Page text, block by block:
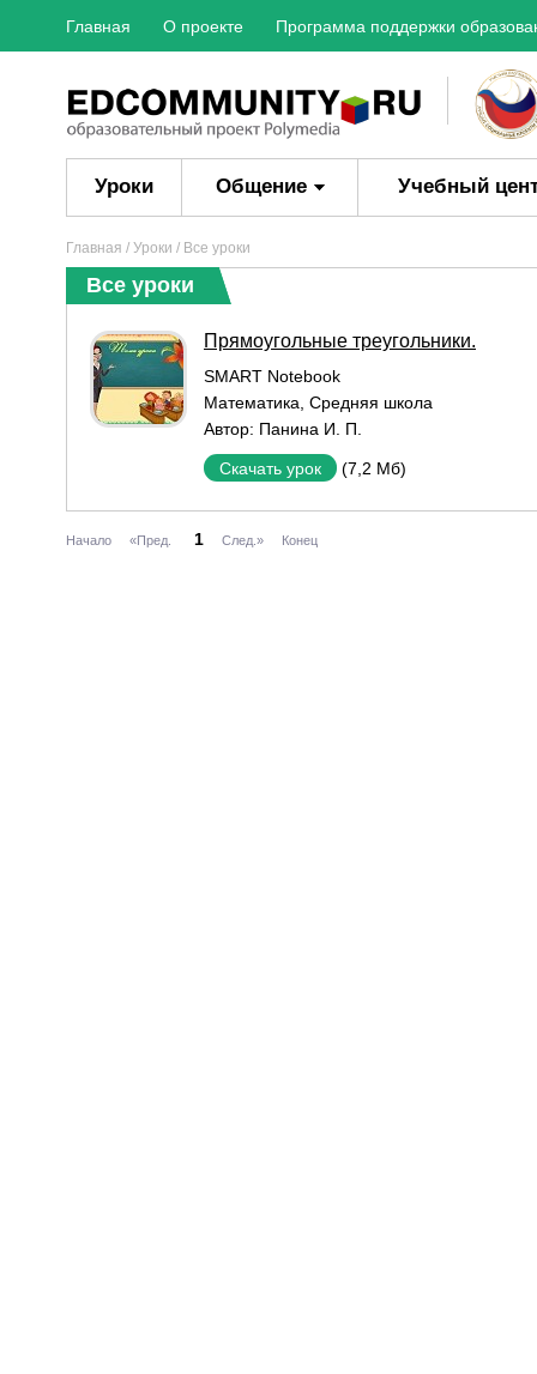
Главная О проекте Программа поддержки
Уроки Общение Учебный
Главная / Уроки / Все уроки
Все уроки
Прямоугольные треугольники.
SMART Notebook
Математика Средняя школа
Автор: Панина И. П.
Скачать урок (7,2 Мб)
Начало «Пред. 1 След.» Конец